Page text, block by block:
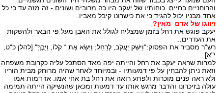
והרוחניים בחיים. כוחותיו של יעקב היו כה מרובים ושונים - זה מזה עד כי כל
אחד מבניו יכול להגיד כי את כישרונו קיבל מאביו.
זיווגו של אדם
מאין?
יעקב פוגש את רחל בזמן שמצליח לגולל את האבן מעל פי הבאר ולהשקות
את העדרים..
רש"ר מסביר את הפסוק:"וַיִּשַּׁק יַעֲקֹב, לְרָחֵל; וַיִּשָּׂא אֶת ־ קֹלוֹ, וַיֵּבְךְּ" [להלן כ"ט,
י"א]
למרות שראה יעקב את רחל והייתה יפה מאד הסתכל עליה כקרובת משפחה
וזאת ניתן להבחין על פי דמעותיו - ובמיוחד לאחר שהיה מרוחק מבית הוריו
ולא ראה פנים מוכרות ולפתע רואה את רחל בת אחי אמו. אז דמות אמו
עולה בזיכרונו והדבר מרגש אותו עד דמעות ומכאן שהנשיקה הייתה תמימה